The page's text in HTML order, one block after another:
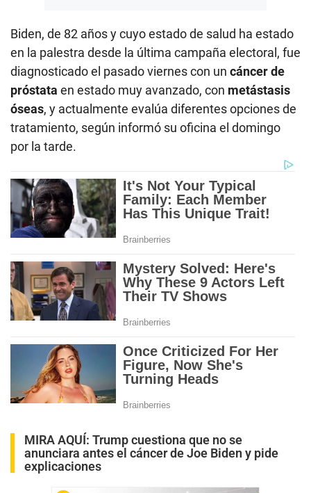
Biden, de 82 años y cuyo estado de salud ha estado
en la palestra desde la última campaña electoral, fue
diagnosticado el pasado viernes con un cáncer de
próstata en estado muy avanzado, con metástasis
óseas, y actualmente evalúa diferentes opciones de
tratamiento, según informó su oficina el domingo
por la tarde.
MIRA AQUÍ: Trump cuestiona que no se
anunciara antes el cáncer de Joe Biden y pide
explicaciones